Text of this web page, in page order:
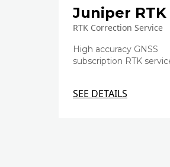
Juniper RTK
RTK Correction Service
High accuracy GNSS
subscription RTK
SEE DETAILS